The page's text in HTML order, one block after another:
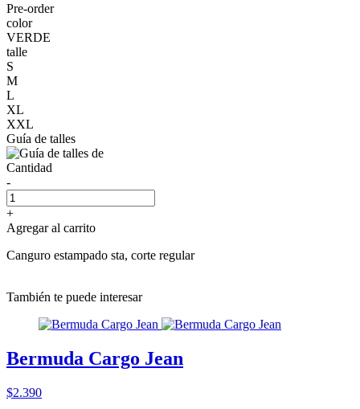
Pre-order
color
VERDE
talle
S
M
L
XL
XXL
Guía de talles
Cantidad
-
+
Agregar al carrito
Canguro estampado sta, corte regular
También te puede interesar
Bermuda Cargo Jean
$2.390